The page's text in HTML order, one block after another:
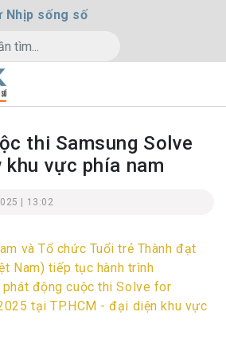
Nhịp sống số
thi Samsung Solve
vực phía nam
| 13:02
và Tổ chức Tuổi trẻ Thành đạt
Nam) tiếp tục hành trình
động cuộc thi Solve for
tại TP.HCM - đại diện khu vực